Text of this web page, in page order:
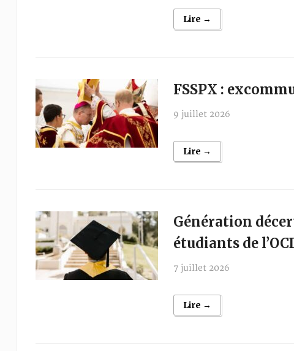
Lire →
FSSPX :
9 juillet 2026
Lire →
Génération
étudiants de
7 juillet 2026
Lire →